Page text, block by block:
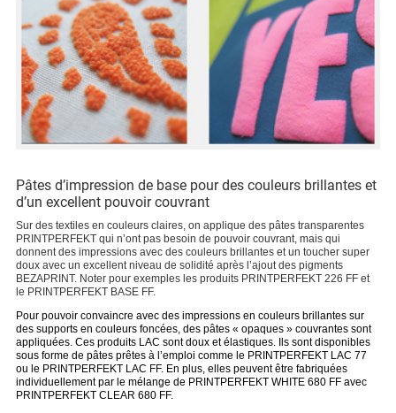
Pâtes d’impression de base pour des couleurs brillantes et
d’un excellent pouvoir couvrant
Sur des textiles en couleurs claires, on applique des pâtes transparentes
PRINTPERFEKT qui n’ont pas besoin de pouvoir couvrant, mais qui
donnent des impressions avec des couleurs brillantes et un toucher super
doux avec un excellent niveau de solidité après l’ajout des pigments
BEZAPRINT. Noter pour exemples les produits PRINTPERFEKT 226 FF et
le PRINTPERFEKT BASE FF.
Pour pouvoir convaincre avec des impressions en couleurs brillantes sur
des supports en couleurs foncées, des pâtes « opaques » couvrantes sont
appliquées. Ces produits LAC sont doux et élastiques. Ils sont disponibles
sous forme de pâtes prêtes à l’emploi comme le PRINTPERFEKT LAC 77
ou le PRINTPERFEKT LAC FF. En plus, elles peuvent être fabriquées
individuellement par le mélange de PRINTPERFEKT WHITE 680 FF avec
PRINTPERFEKT CLEAR 680 FF.